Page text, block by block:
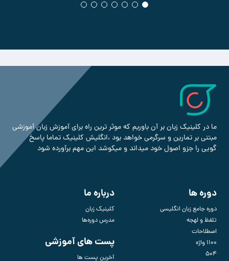
ما در کلینیک زبان بر آن باوریم که موثر ترین راه برای آموزش زبان آموزشی
مبتنی بر تمارین و سرگرمی خواهد بود ،انگلیش کلینیک تماما پاسخ
گویی را جزو اصول خود میداند و میکوشد این مهم برآورده شود
دوره ها
دوره جامع زبان انگلیسی
تلفظ و لهجه
اصطلاحات
1100 واژه
504
درباره ما
کلینیک زبان
مدرس دوره‌ها
پست های آموزشی
آخرین پست ها